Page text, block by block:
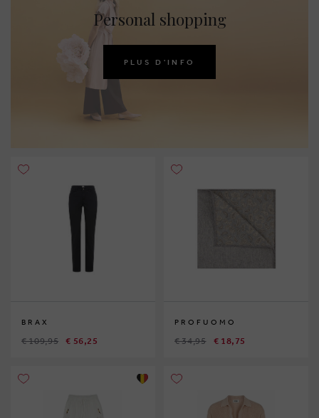
Personal shopping
PLUS D'INFO
BRAX
€ 109,95 € 56,25
PROFUOMO
€ 34,95 € 18,75